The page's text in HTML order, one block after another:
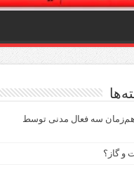
هم‌زمان سه فعال مدنی توسط
گاز؟